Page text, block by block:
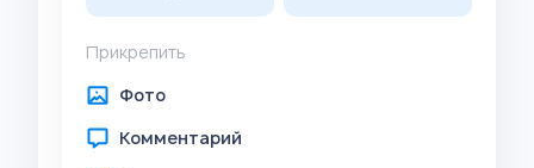
Прикрепить
Фото
Комментарий